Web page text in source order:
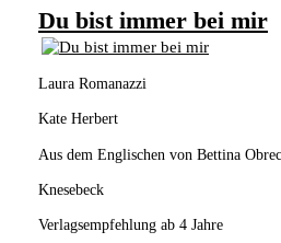
Du bist immer bei mir
Laura Romanazzi
Kate Herbert
Aus dem Englischen von Bettina
Knesebeck
Verlagsempfehlung ab 4 Jahre